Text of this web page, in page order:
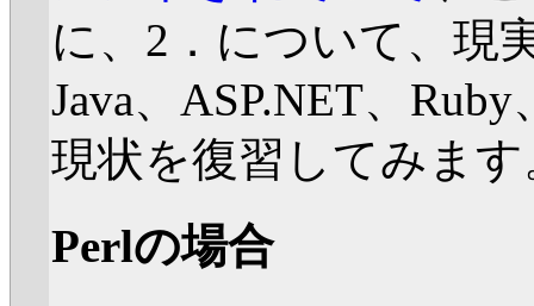
に、2．について、現
Java、ASP.NET、
現状を復習してみます
Perlの場合